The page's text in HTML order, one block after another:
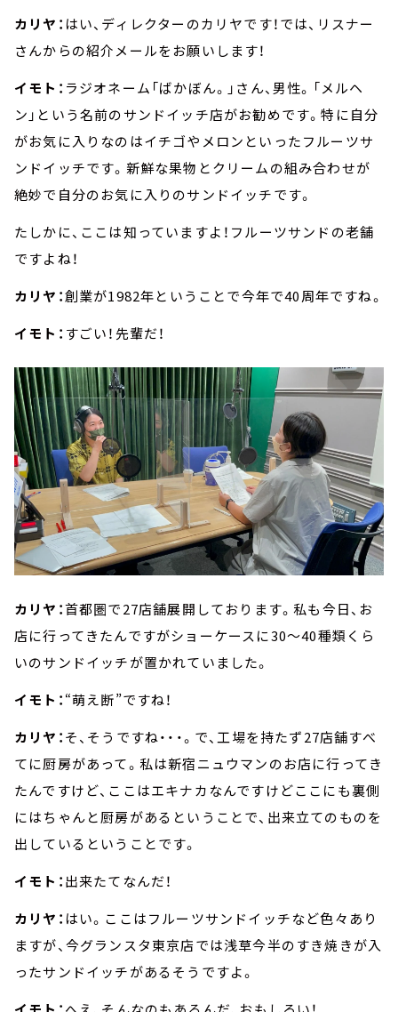
カリヤ： はい、ディレクターのカリヤです！では、リスナー
さんからの紹介メールをお願いします！
イモト： ラジオネーム「ばかぼん。」さん、男性。「メルヘ
ン」という名前のサンドイッチ店がお勧めです。特に自分
がお気に入りなのはイチゴやメロンといったフルーツサ
ンドイッチです。新鮮な果物とクリームの組み合わせが
絶妙で自分のお気に入りのサンドイッチです。
たしかに、ここは知っていますよ！フルーツサンドの老舗
ですよね！
カリヤ：創業が1982年ということで今年で40周年ですね。
イモト： すごい！先輩だ！
カリヤ：首都圏で27店舗展開しております。私も今日、お
店に行ってきたんですがショーケースに30～40種類くら
いのサンドイッチが置かれていました。
イモト：“萌え断”ですね！
カリヤ：そ、そうですね・・・。で、工場を持たず27店舗すべ
てに厨房があって。私は新宿ニュウマンのお店に行ってき
たんですけど、ここはエキナカなんですけどここにも裏側
にはちゃんと厨房があるということで、出来立てのものを
出しているということです。
イモト：出来たてなんだ！
カリヤ： はい。ここはフルーツサンドイッチなど色々あり
ますが、今グランスタ東京店では浅草今半のすき焼きが入
ったサンドイッチがあるそうですよ。